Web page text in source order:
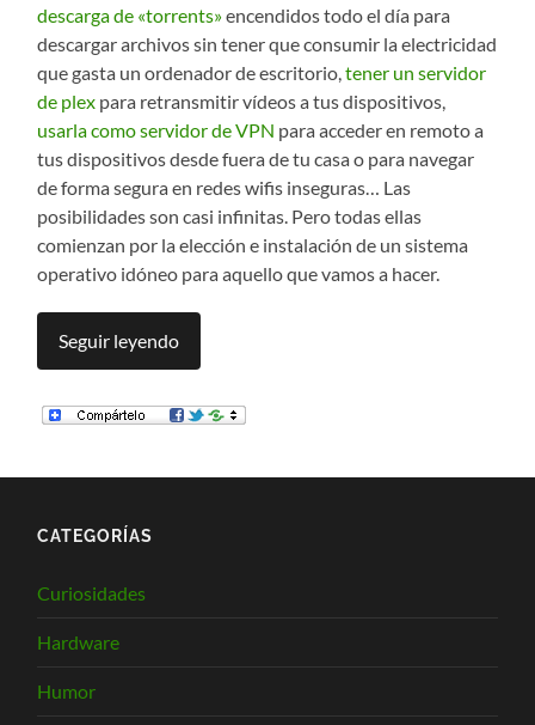
descarga de «torrents»encendidos todo el día para
descargar archivos sin tener que consumir la electricidad
que gasta un ordenador de escritorio,tener un servidor
de plex para retransmitir vídeos a tus dispositivos,
usarla como servidor de VPN para acceder en remoto a
tus dispositivos desde fuera de tu casa o para navegar
de forma segura en redes wifis inseguras… Las
posibilidades son casi infinitas. Pero todas ellas
comienzan por la elección e instalación de un sistema
operativo idóneo para aquello que vamos a hacer.
Seguir leyendo
CATEGORÍAS
Curiosidades
Hardware
Humor